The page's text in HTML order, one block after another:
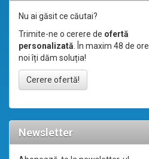
Nu ai găsit ce căutai?
Trimite-ne o cerere de ofertă
personalizată. În maxim 48 de ore
noi îți dăm soluția!
Cerere ofertă!
Newsletter